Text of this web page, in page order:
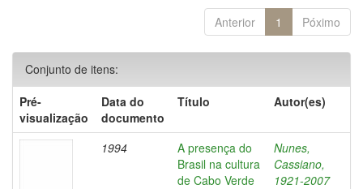
Anterior 1 Póximo
Conjunto de itens:
Pré-
visualização
Data do
documento
Título Autor(es)
1994
A presença do
Brasil na cultura
de Cabo Verde
Nunes,
Cassiano,
1921-2007